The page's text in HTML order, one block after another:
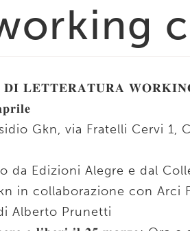
𝐃𝐈 𝐋𝐄𝐓𝐓𝐄𝐑𝐀𝐓𝐔𝐑𝐀
Gkn, via Fratelli Cervi 1,
da Edizioni Alegre e dal
in collaborazione con Arci
Alberto Prunetti